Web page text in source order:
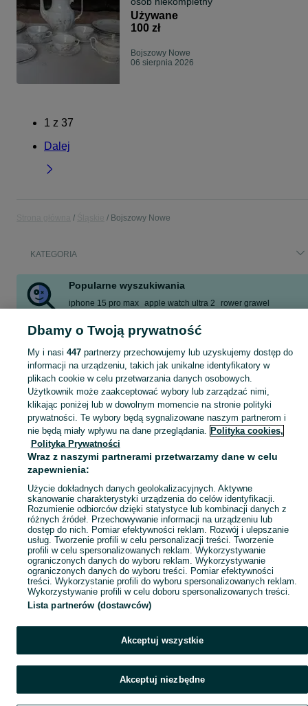
Używane
100 zł
Bojszowy Nowe
06 sierpnia 2026
1 z 37
Dalej
Bojszowy Nowe
KATEGORIA
Popularne wyszukiwania
iphone 15 pro max apple watch ultra 2
rower grawel
bestway 58515
apple watch ultra
Zobacz Więcej
Skorzystaj z największego serwisu ogłoszeniowego - Bojszowy Nowe i okolice! Kupuj to, czego pragniesz i sprzedawaj to, czego już nie potrzebujesz! Zobacz
Mapa kategorii
Mapa miejscowości
Mapa ministron
Popularne wyszukiwania
Dbamy o Twoją prywatność
My i nasi 447partnerzy przechowujemy lub uzyskujemy dostęp do
informacji na urządzeniu, takich jak unikalne identyfikatory w
plikach cookie w celu przetwarzania danych osobowych.
Użytkownik może zaakceptować wybory lub zarządzać nimi,
klikając poniżej lub w dowolnym momencie na stronie polityki
prywatności. Te wybory będą sygnalizowane naszym partnerom i
nie będą miały wpływu na dane przeglądania. Polityka cookies,
Polityka Prywatności
Wraz z naszymi partnerami przetwarzamy dane w celu
zapewnienia:
Użycie dokładnych danych geolokalizacyjnych. Aktywne
skanowanie charakterystyki urządzenia do celów identyfikacji.
Rozumienie odbiorców dzięki statystyce lub kombinacji danych z
różnych źródeł. Przechowywanie informacji na urządzeniu lub
dostęp do nich. Pomiar efektywności reklam. Rozwój i ulepszanie
usług. Tworzenie profili w celu personalizacji treści. Tworzenie
profili w celu spersonalizowanych reklam. Wykorzystywanie
ograniczonych danych do wyboru reklam. Wykorzystywanie
ograniczonych danych do wyboru treści. Pomiar efektywności
treści. Wykorzystanie profili do wyboru spersonalizowanych reklam.
Wykorzystywanie profili w celu doboru spersonalizowanych treści.
Lista partnerów (dostawców)
Akceptuj wszystkie
Akceptuj niezbędne